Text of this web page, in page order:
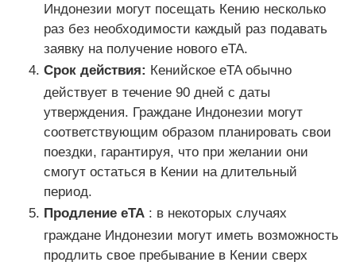
Индонезии могут посещать Кению несколько
раз без необходимости каждый раз подавать
заявку на получение нового eTA.
Срок действия: Кенийское eTA обычно
действует в течение 90 дней с даты
утверждения. Граждане Индонезии могут
соответствующим образом планировать свои
поездки, гарантируя, что при желании они
смогут остаться в Кении на длительный
период.
Продление eTA : в некоторых случаях
граждане Индонезии могут иметь возможность
продлить свое пребывание в Кении сверх